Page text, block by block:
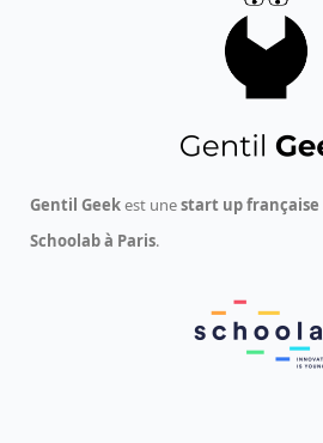
Gentil Geekest unestart up française
Schoolab à Paris.